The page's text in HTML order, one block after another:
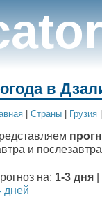
в
Cтраны Грузия
и
на: 1-3 дня
дней